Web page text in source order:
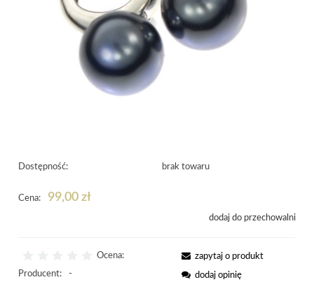
Dostępność: brak towaru
Cena: 99,00 zł
dodaj do przechowalni
Ocena:
Producent:
-
zapytaj o produkt
dodaj opinię